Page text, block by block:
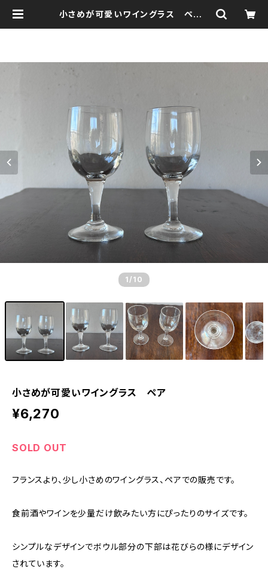
小さめが可愛いワイングラス ペア |
1 /10
小さめが可愛いワイングラス ペア
¥6,270
SOLD OUT
フランスより、少し小さめのワイングラス、ペアでの販売です。
食前酒やワインを少量だけ飲みたい方にぴったりのサイズです。
シンプルなデザインでボウル部分の下部は花びらの様にデザイン
されています。